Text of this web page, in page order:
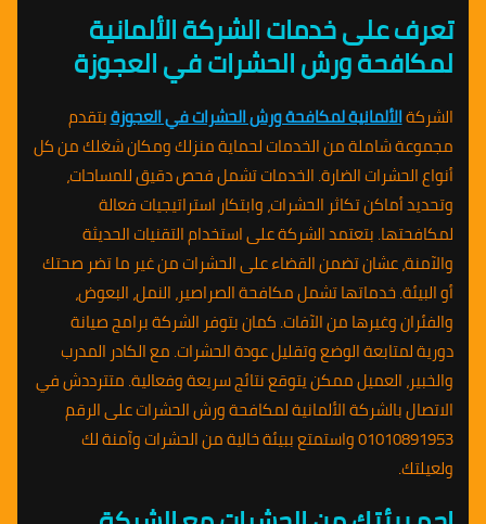
تعرف على خدمات الشركة الألمانية
لمكافحة ورش الحشرات في العجوزة
الشركةالألمانية لمكافحة ورش الحشرات في العجوزةبتقدم
مجموعة شاملة من الخدمات لحماية منزلك ومكان شغلك من كل
أنواع الحشرات الضارة. الخدمات تشمل فحص دقيق للمساحات،
وتحديد أماكن تكاثر الحشرات، وابتكار استراتيجيات فعالة
لمكافحتها. بتعتمد الشركة على استخدام التقنيات الحديثة
والآمنة، عشان تضمن القضاء على الحشرات من غير ما تضر صحتك
أو البيئة. خدماتها تشمل مكافحة الصراصير، النمل، البعوض،
والفئران وغيرها من الآفات. كمان بتوفر الشركة برامج صيانة
دورية لمتابعة الوضع وتقليل عودة الحشرات. مع الكادر المدرب
والخبير، العميل ممكن يتوقع نتائج سريعة وفعالية. متترددش في
الاتصال بالشركة الألمانية لمكافحة ورش الحشرات على الرقم
01010891953 واستمتع ببيئة خالية من الحشرات وآمنة لك
ولعيلتك.